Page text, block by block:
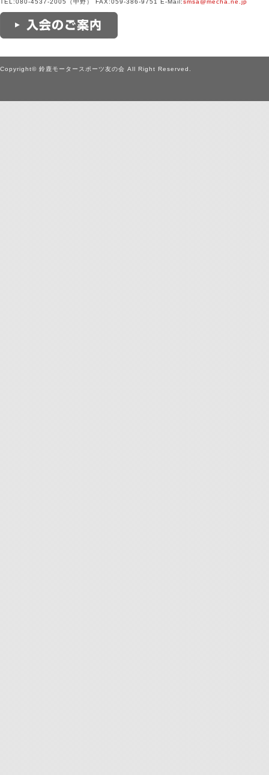
TEL:080-4537-2005（中野） FAX:059-386-9751 E-Mail:smsa@mecha.ne.jp
Copyright© 鈴鹿モータースポーツ友の会 All Right Reserved.